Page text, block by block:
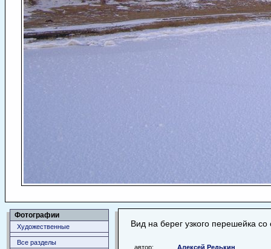
Фотографии
Художественные
Все разделы
Вид на берег узкого перешейка
автор:
Алексей Редькин